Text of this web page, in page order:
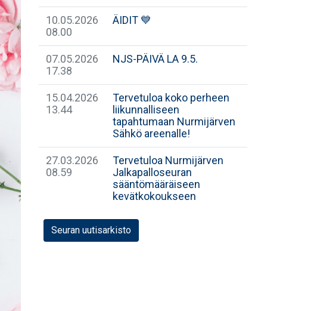
10.05.2026
08.00
ÄIDIT 💙
07.05.2026
17.38
NJS-PÄIVÄ LA 9.5.
15.04.2026
13.44
Tervetuloa koko perheen
liikunnalliseen
tapahtumaan Nurmijärven
Sähkö areenalle!
27.03.2026
08.59
Tervetuloa Nurmijärven
Jalkapalloseuran
sääntömääräiseen
kevätkokoukseen
Seuran uutisarkisto